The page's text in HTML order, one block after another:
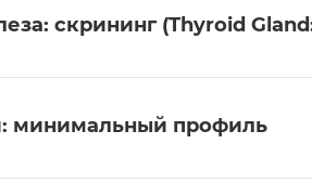
скрининг (Thyroid
минимальный профиль